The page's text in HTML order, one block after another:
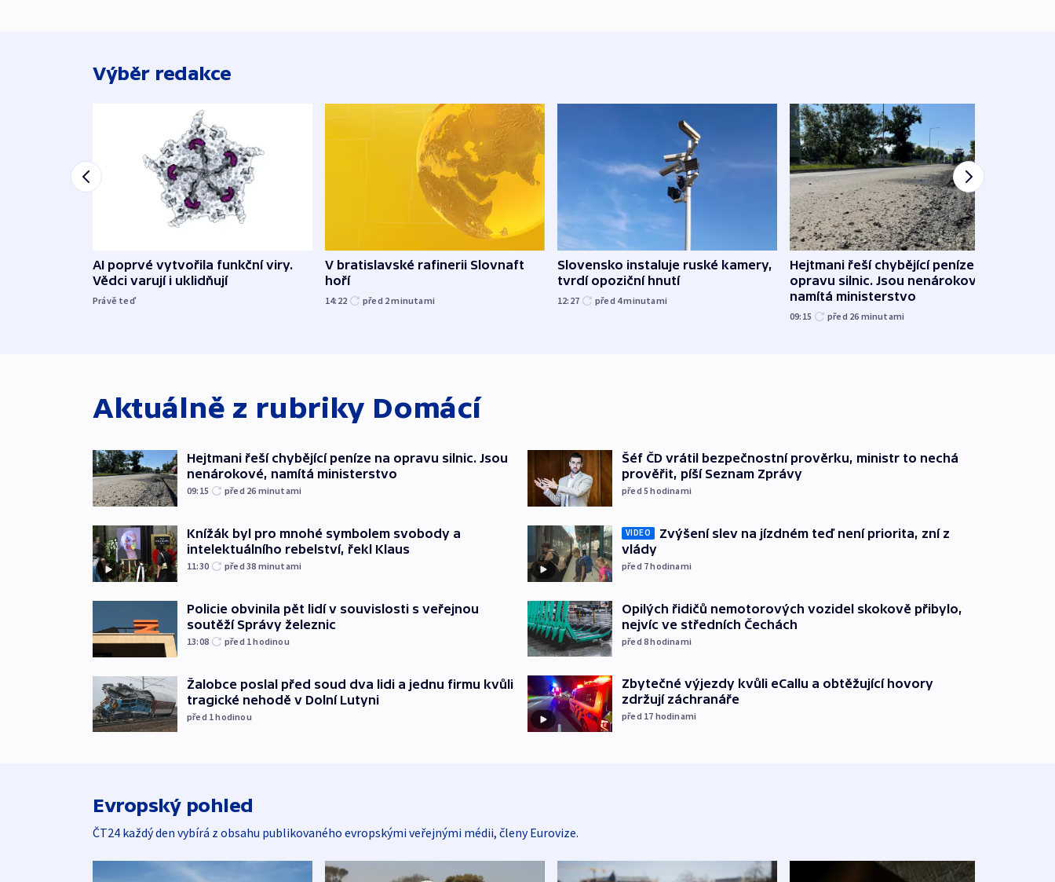
Výběr redakce
AI poprvé vytvořila funkční viry.
Vědci varují i uklidňují
Právě teď
V bratislavské rafinerii Slovnaft
hoří
14:22 před 2minutami
Slovensko instaluje ruské kamery,
tvrdí opoziční hnutí
12:27 před 4minutami
Hejtmani řeší chybějící peníze na
opravu silnic. Jsou nenárokové,
namítá ministerstvo
09:15 před 26 minutami
Aktuálně z rubriky Domácí
Hejtmani řeší chybějící peníze na opravu silnic. Jsou
nenárokové, namítá ministerstvo
09:15 před 26 minutami
Knížák byl pro mnohé symbolem svobody a
intelektuálního rebelství, řekl Klaus
11:30 před 38 minutami
Policie obvinila pět lidí v souvislosti s veřejnou
soutěží Správy železnic
13:08 před 1hodinou
Žalobce poslal před soud dva lidi a jednu firmu kvůli
tragické nehodě v Dolní Lutyni
před 1hodinou
Šéf ČD vrátil bezpečnostní prověrku, ministr to nechá
prověřit, píší Seznam Zprávy
před 5hodinami
VIDEO
Zvýšení slev na jízdném teď není priorita, zní z
vlády
před 7hodinami
Opilých řidičů nemotorových vozidel skokově přibylo,
nejvíc ve středních Čechách
před 8hodinami
Zbytečné výjezdy kvůli eCallu a obtěžující hovory
zdržují záchranáře
před 17 hodinami
Evropský pohled
ČT24 každý den vybírá z obsahu publikovaného evropskými veřejnými médii, členy Eurovize.